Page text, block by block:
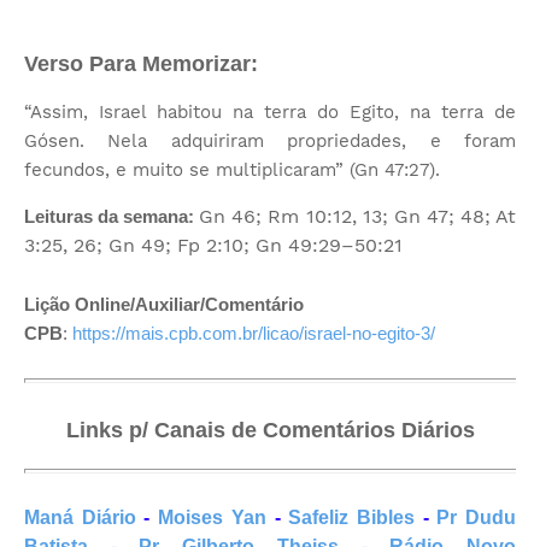
Verso Para Memorizar:
“Assim, Israel habitou na terra do Egito, na terra de
Gósen. Nela adquiriram propriedades, e foram
fecundos, e muito se multiplicaram” (Gn 47:27).
Leituras da semana: Gn 46; Rm 10:12, 13; Gn 47; 48; At
3:25, 26; Gn 49; Fp 2:10; Gn 49:29–50:21
Lição Online/Auxiliar/Comentário
CPB: https://mais.cpb.com.br/licao/israel-no-egito-3/
Links p/ Canais de Comentários Diários
Maná Diário - Moises Yan -Safeliz Bibles- Pr Dudu